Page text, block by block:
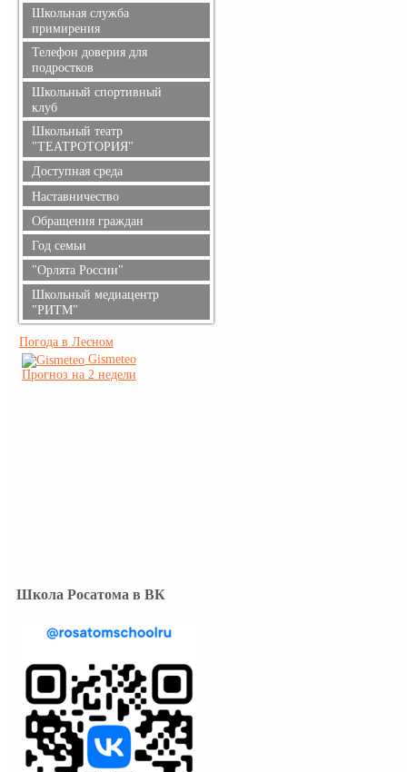
Противодействие
коррупции
Информация для родителей
Школьная служба
примирения
Телефон доверия для
подростков
Школьный спортивный
клуб
Школьный театр
"ТЕАТРОТОРИЯ"
Доступная среда
Наставничество
Обращения граждан
Год семьи
"Орлята России"
Школьный медиацентр
"РИТМ"
Погода в Лесном
Gismeteo
Прогноз на 2 недели
Школа Росатома в ВК